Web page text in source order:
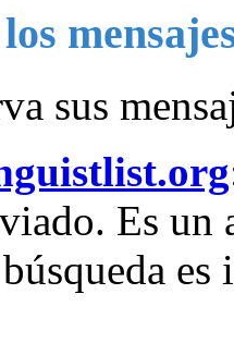
sus
Es
es